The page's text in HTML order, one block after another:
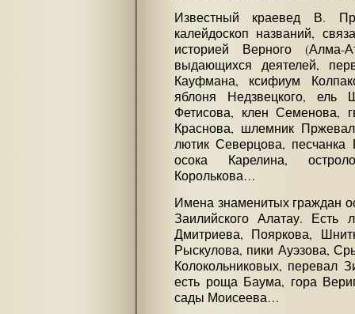
Известный краевед В.
калейдоскоп названий,
историей Верного
выдающихся деятелей,
Кауфмана, ксифиум
яблоня Недзвецкого, ель
Фетисова, клен Семенова,
Краснова, шлемник
лютик Северцова, песчанка
осока Карелина,
Королькова…
Имена знаменитых граждан
Заилийского Алатау. Есть
Дмитриева, Пояркова,
Рыскулова, пики Ауэзова,
Колокольниковых, перевал
есть роща Баума, гора
сады Моисеева…